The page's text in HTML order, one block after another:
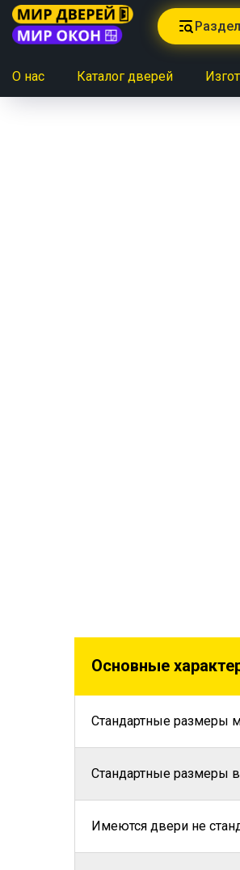
О нас Каталог дверей
Основные
Стандартные размеры
Стандартные размеры
Имеются двери не